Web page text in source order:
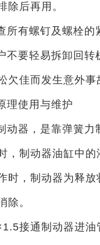
除后再用。
所有螺钉及螺栓的
不要轻易拆卸回
欠佳而发生意外事
理使用与维护
动器，是靠弹簧
，制动器油缸中
时，制动器为释
除。
接通制动器进油